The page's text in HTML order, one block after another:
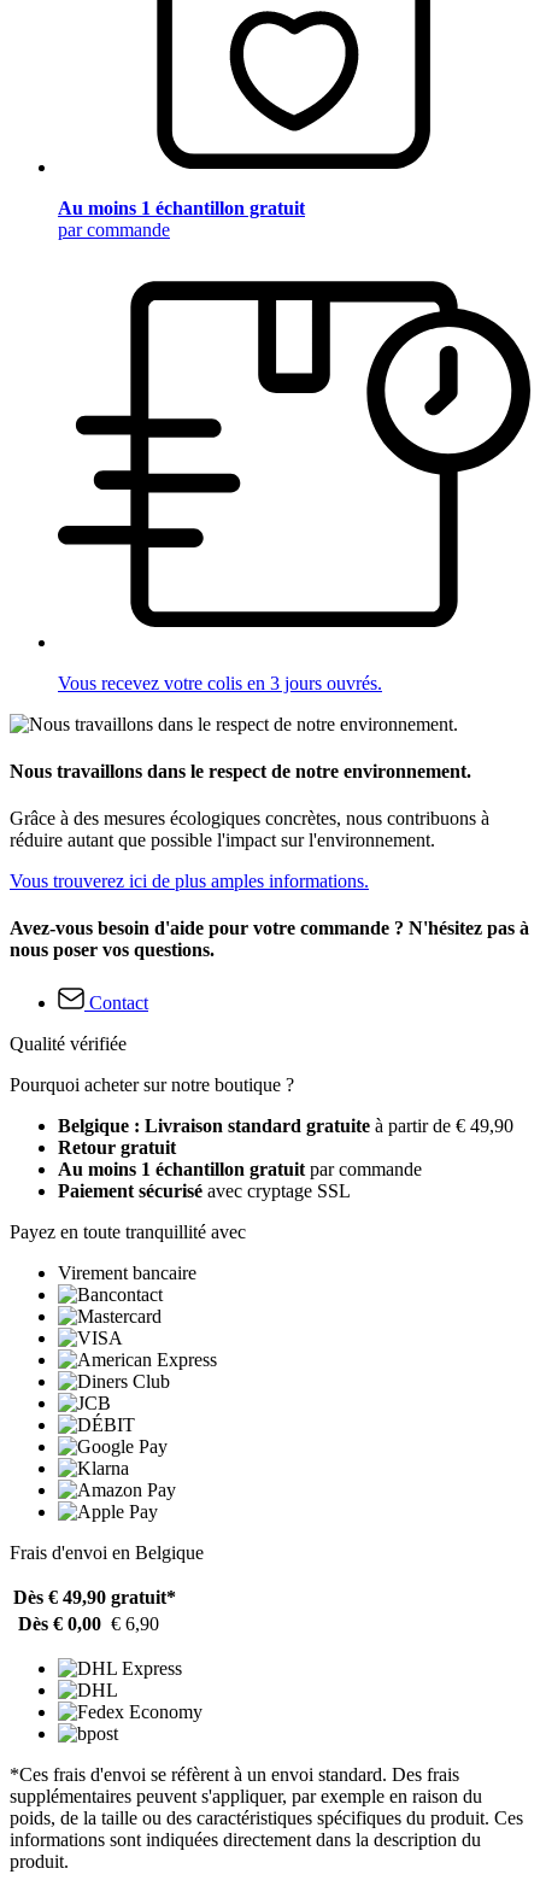
Au moins 1 échantillon gratuit
par commande
Vous recevez votre colis en 3 jours ouvrés.
Nous travaillons dans le respect de notre environnement.
Grâce à des mesures écologiques concrètes, nous contribuons à
réduire autant que possible l'impact sur l'environnement.
Vous trouverez ici de plus amples informations.
Avez-vous besoin d'aide pour votre commande ? N'hésitez pas à
nous poser vos questions.
Contact
Qualité vérifiée
Pourquoi acheter sur notre boutique ?
Belgique : Livraison standard gratuite à partir de € 49,90
Retour gratuit
Au moins 1 échantillon gratuit par commande
Paiement sécurisé avec cryptage SSL
Payez en toute tranquillité avec
Virement bancaire
Frais d'envoi en Belgique
Dès € 49,90 gratuit*
Dès € 0,00 € 6,90
*Ces frais d'envoi se réfèrent à un envoi standard. Des frais
supplémentaires peuvent s'appliquer, par exemple en raison du
poids, de la taille ou des caractéristiques spécifiques du produit. Ces
informations sont indiquées directement dans la description du
produit.